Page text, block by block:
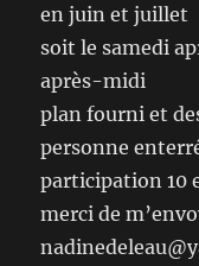
en juin et juillet
soit le samedi
après-midi
plan fourni et
personne
participation 10
merci de